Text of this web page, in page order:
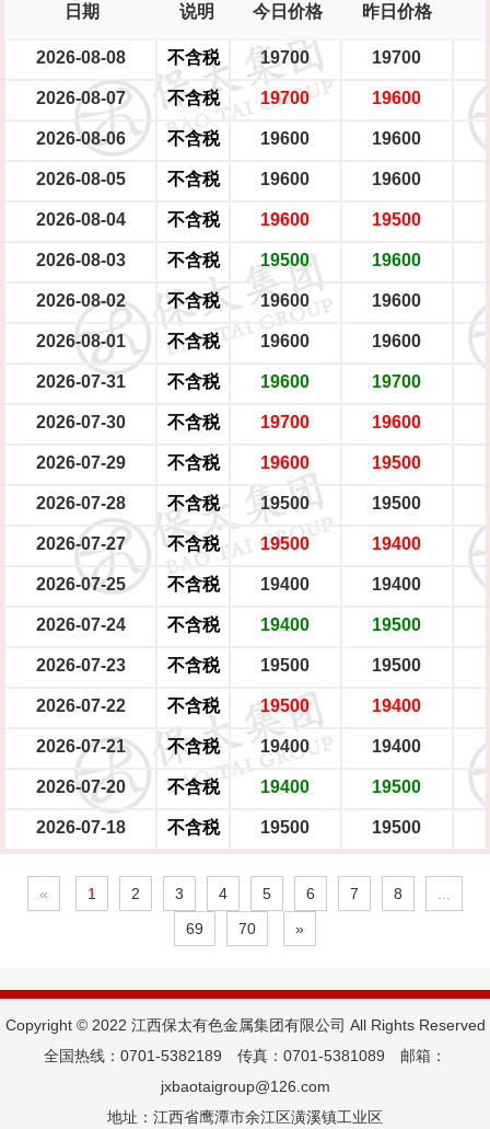
日期 说明 今日价格 昨日价格
2026-08-08 不含税 19700 19700
2026-08-07 不含税 19700 19600
2026-08-06 不含税 19600 19600
2026-08-05 不含税 19600 19600
2026-08-04 不含税 19600 19500
2026-08-03 不含税 19500 19600
2026-08-02 不含税 19600 19600
2026-08-01 不含税 19600 19600
2026-07-31 不含税 19600 19700
2026-07-30 不含税 19700 19600
2026-07-29 不含税 19600 19500
2026-07-28 不含税 19500 19500
2026-07-27 不含税 19500 19400
2026-07-25 不含税 19400 19400
2026-07-24 不含税 19400 19500
2026-07-23 不含税 19500 19500
2026-07-22 不含税 19500 19400
2026-07-21 不含税 19400 19400
2026-07-20 不含税 19400 19500
2026-07-18 不含税 19500 19500
« 1 2 3 4 5 6 7 8
69
70 »
Copyright © 2022 江西保太有色金属集团有限公司 All Rights Reserved
全国热线：0701-5382189 传真：0701-5381089 邮箱：
jxbaotaigroup@126.com
地址：江西省鹰潭市余江区潢溪镇工业区